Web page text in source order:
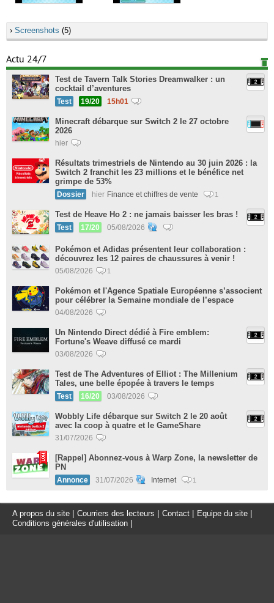
› Screenshots (5)
Actu 24/7
Test de Tavern Talk Stories Dreamwalker : un
cocktail d’aventures
Test 19/20 15h01
Minecraft débarque sur Switch 2 le 27 octobre
2026
hier
Résultats trimestriels de Nintendo au 30 juin 2026 : la
Switch 2 franchit les 23 millions et le bénéfice net
grimpe de 53%
Dossier hier Finance et chiffres de vente 1
Test de Heave Ho 2 : ne jamais baisser les bras !
Test 17/20 05/08/2026
Pokémon et Adidas présentent leur collaboration :
découvrez les 12 paires de chaussures à venir !
05/08/2026 1
Pokémon et l'Agence Spatiale Européenne s’associent
pour célébrer la Semaine mondiale de l’espace
04/08/2026
Un Nintendo Direct dédié à Fire emblem:
Fortune's Weave diffusé ce mardi
03/08/2026
Test de The Adventures of Elliot : The Millenium
Tales, une belle épopée à travers le temps
Test 16/20 03/08/2026
Wobbly Life débarque sur Switch 2 le 20 août
avec la coop à quatre et le GameShare
31/07/2026
[Rappel] Abonnez-vous à Warp Zone, la newsletter de
PN
Annonce 31/07/2026 Internet 1
A propos du site Courriers des lecteurs Contact Equipe du site
Conditions générales d'utilisation